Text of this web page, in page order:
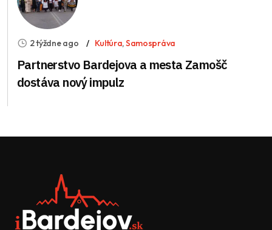
2 týždne ago Kultúra,Samospráva
Partnerstvo Bardejova a mesta Zamošč
dostáva nový impulz